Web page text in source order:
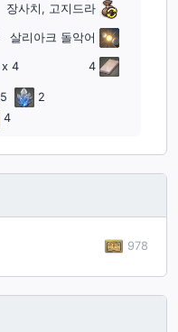
장사치, 고지드라
살리아크 돌악어
x 4 4
5
2
4
978